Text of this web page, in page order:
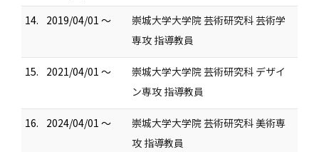
14. 2019/04/01 ～
崇城大学大学院 芸術研究科 芸術学
専攻 指導教員
15. 2021/04/01 ～
崇城大学大学院 芸術研究科 デザイ
ン専攻 指導教員
16. 2024/04/01 ～
崇城大学大学院 芸術研究科 美術専
攻 指導教員